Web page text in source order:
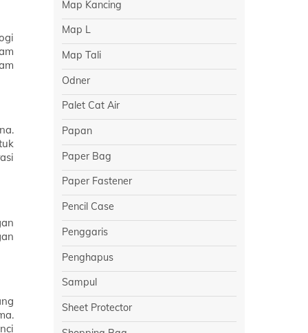
Map Kancing
Map L
Map Tali
Odner
Palet Cat Air
Papan
Paper Bag
Paper Fastener
Pencil Case
Penggaris
Penghapus
Sampul
Sheet Protector